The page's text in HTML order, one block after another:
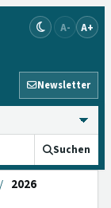
A- A+
Newsletter
Suchen
2026